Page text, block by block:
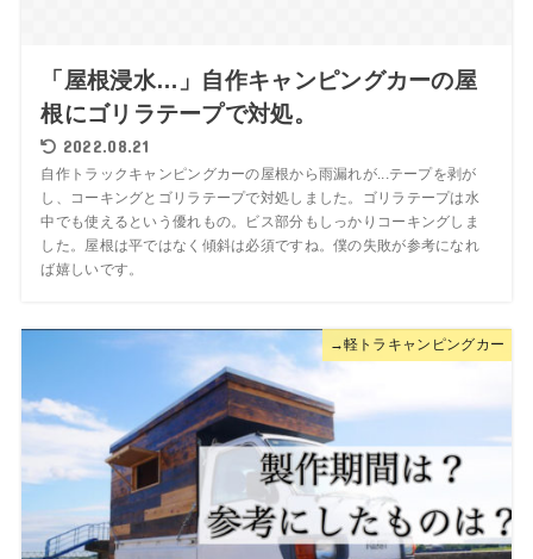
「屋根浸水…」自作キャンピングカーの屋
根にゴリラテープで対処。
2022.08.21
自作トラックキャンピングカーの屋根から雨漏れが...テープを剥が
し、コーキングとゴリラテープで対処しました。ゴリラテープは水
中でも使えるという優れもの。ビス部分もしっかりコーキングしま
した。屋根は平ではなく傾斜は必須ですね。僕の失敗が参考になれ
ば嬉しいです。
→軽トラキャンピングカー